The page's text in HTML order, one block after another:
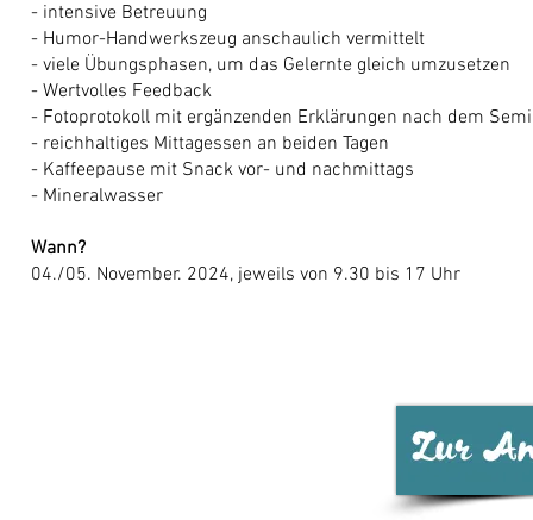
- intensive Betreuung
- Humor-Handwerkszeug anschaulich vermittelt
- viele Übungsphasen, um das Gelernte gleich umzusetzen
- Wertvolles Feedback
- Fotoprotokoll mit ergänzenden Erklärungen nach dem
- reichhaltiges Mittagessen an beiden Tagen
- Kaffeepause mit Snack vor- und nachmittags
- Mineralwasser
Wann?
04./05. November. 2024, jeweils von 9.30 bis 17 Uhr